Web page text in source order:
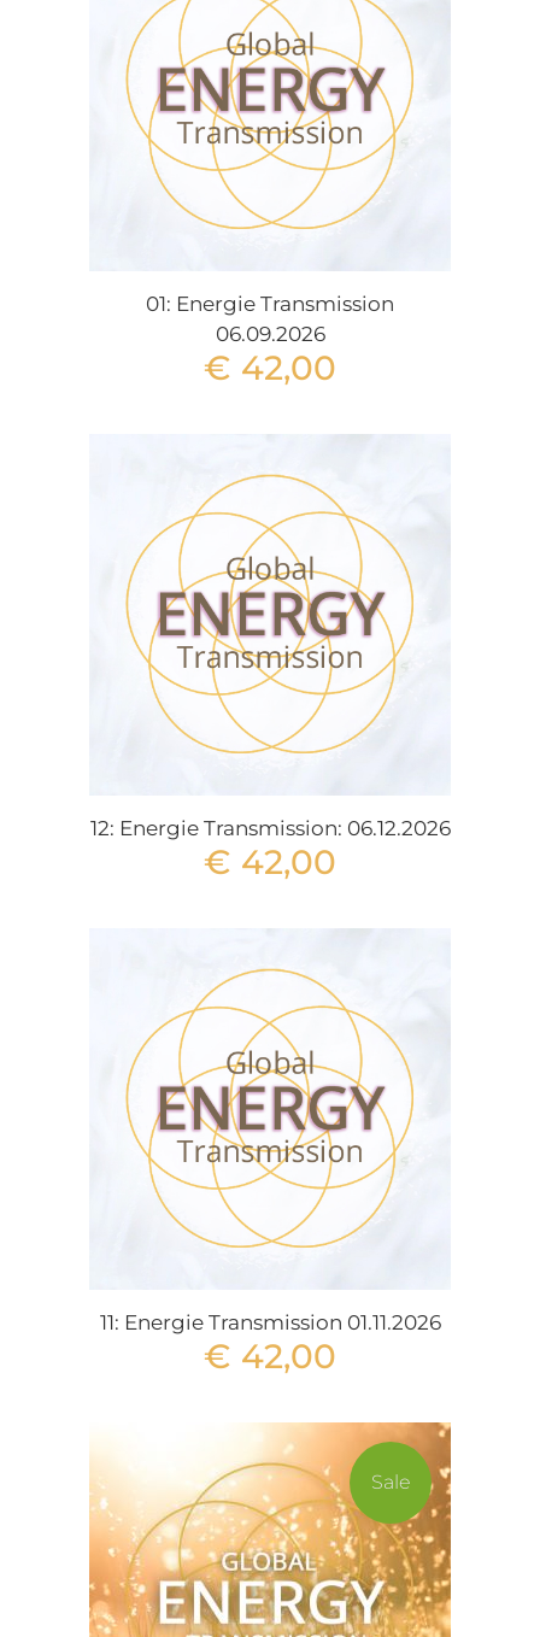
01: Energie Transmission
06.09.2026
€ 42,00
12: Energie Transmission: 06.12.2026
€ 42,00
11: Energie Transmission 01.11.2026
€ 42,00
Sale